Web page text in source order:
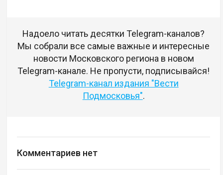
Надоело читать десятки Telegram-каналов?
Мы собрали все самые важные и интересные
новости Московского региона в новом
Telegram-канале. Не пропусти, подписывайся!
Telegram-канал издания "Вести
Подмосковья".
Комментариев нет